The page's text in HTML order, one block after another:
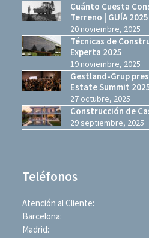
Cuánto Cuesta
Terreno | GUÍA 2025
20 noviembre, 2025
Técnicas de
Experta 2025
19 noviembre, 2025
Gestland-Grup
Estate Summit
27 octubre, 2025
Construcción de
29 septiembre, 2025
Teléfonos
Atención al Cliente:
Barcelona:
Madrid: